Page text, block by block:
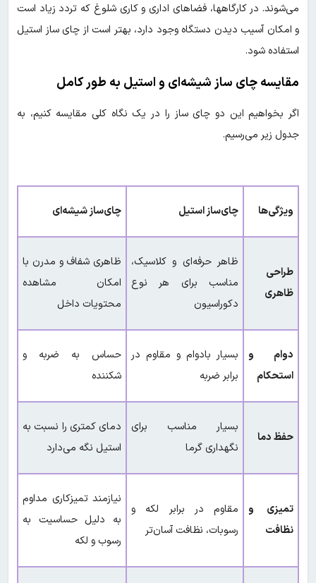
می‌شوند. در کارگاهها، فضاهای اداری و کاری شلوغ که تردد زیاد است
و امکان آسیب دیدن دستگاه وجود دارد، بهتر است از چای ساز استیل
استفاده شود.
مقایسه چای ساز شیشه‌ای و استیل به طور کامل
اگر بخواهیم این دو چای ساز را در یک نگاه کلی مقایسه کنیم، به
جدول زیر می‌رسیم.
ویژگی‌ها چای‌ساز استیل چای‌ساز شیشه‌ای
طراحی
ظاهری
ظاهر حرفه‌ای و کلاسیک،
مناسب برای هر نوع
دکوراسیون
ظاهری شفاف و مدرن با
امکان مشاهده
محتویات داخل
دوام و
استحکام
بسیار بادوام و مقاوم در
برابر ضربه
حساس به ضربه و
شکننده
حفظ دما
بسیار مناسب برای
نگهداری گرما
دمای کمتری را نسبت به
استیل نگه می‌دارد
تمیزی و
نظافت
مقاوم در برابر لکه و
رسوبات، نظافت آسان‌تر
نیازمند تمیزکاری مداوم
به دلیل حساسیت به
رسوب و لکه